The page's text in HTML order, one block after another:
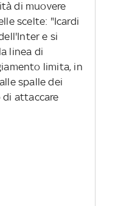
di muovere
scelte: "Icardi
e si
linea di
limita, in
spalle dei
attaccare